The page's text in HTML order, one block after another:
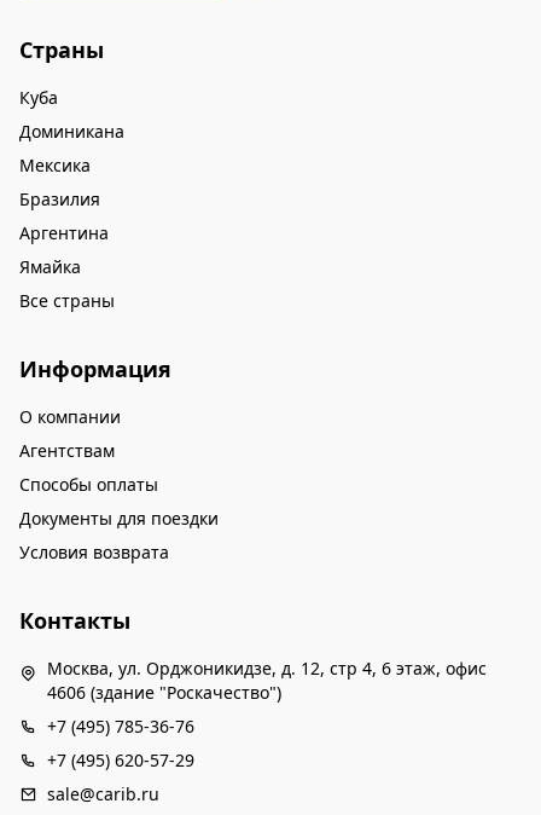
Страны
Куба
Доминикана
Мексика
Бразилия
Аргентина
Ямайка
Все страны
Информация
О компании
Агентствам
Способы оплаты
Документы для поездки
Условия возврата
Контакты
Москва, ул. Орджоникидзе, д. 12, стр 4, 6 этаж, офис
4606 (здание "Роскачество")
+7 (495) 785-36-76
+7 (495) 620-57-29
sale@carib.ru